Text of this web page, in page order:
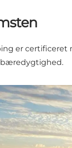
er
bæredygtighed.
Camping